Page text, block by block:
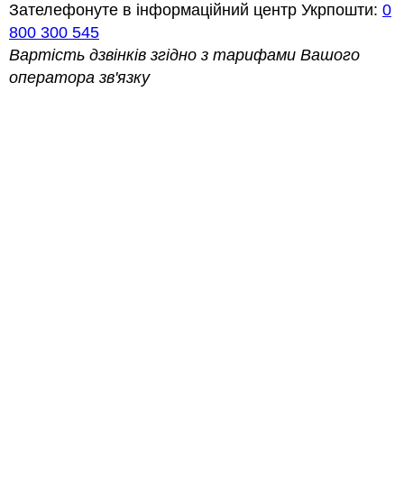
Зателефонуте в інформаційний центр Укрпошти: 0
800 300 545
Вартість дзвінків згідно з тарифами Вашого
оператора зв'язку